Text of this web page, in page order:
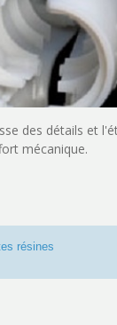
des détails et
mécanique.
résines